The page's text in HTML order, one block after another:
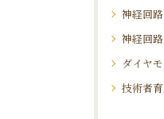
神経回
神経回
ダイヤ
技術者